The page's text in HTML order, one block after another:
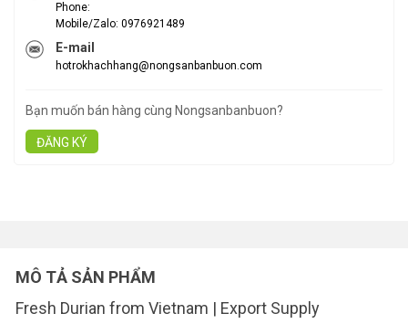
Phone:
Mobile/Zalo: 0976921489
E-mail
hotrokhachhang@nongsanbanbuon.com
Bạn muốn bán hàng cùng Nongsanbanbuon?
ĐĂNG KÝ
MÔ TẢ SẢN PHẨM
Fresh Durian from Vietnam | Export Supply